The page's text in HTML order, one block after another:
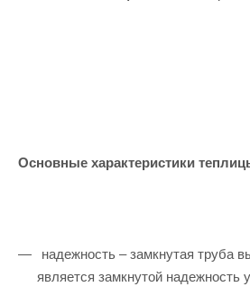
Основные характеристики
надежность – замкнутая труба
является замкнутой